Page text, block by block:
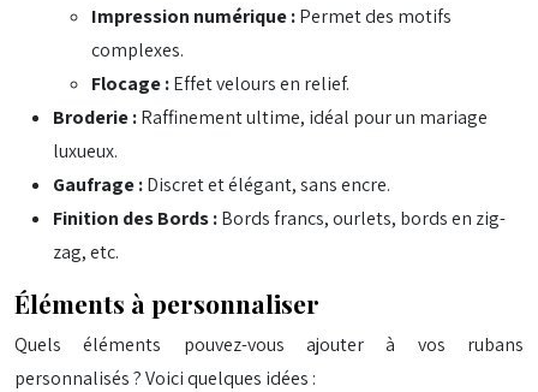
Impression numérique :Permet des motifs
complexes.
Flocage :Effet velours en relief.
Broderie :Raffinement ultime, idéal pour un mariage
luxueux.
Gaufrage :Discret et élégant, sans encre.
Finition des Bords :Bords francs, ourlets, bords en zig-
zag, etc.
Éléments à personnaliser
Quels éléments pouvez-vous ajouter à vos rubans
personnalisés ? Voici quelques idées :